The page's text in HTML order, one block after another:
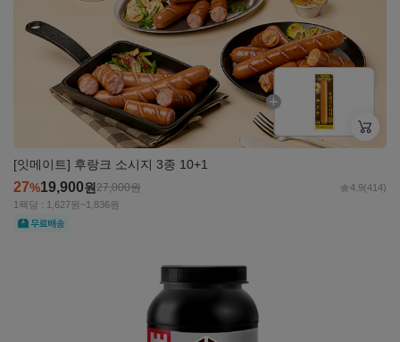
[잇메이트] 후랑크 소시지 3종 10+1
27%19,900원27,000원 4.9(414)
1팩당 : 1,627원~1,836원
무료